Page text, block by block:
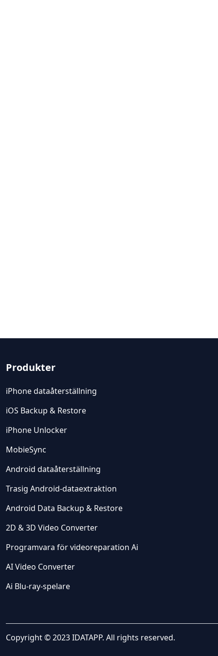
Produkter
iPhone dataåterställning
iOS Backup & Restore
iPhone Unlocker
MobieSync
Android dataåterställning
Trasig Android-dataextraktion
Android Data Backup & Restore
2D & 3D Video Converter
Programvara för videoreparation Ai
AI Video Converter
Ai Blu-ray-spelare
Copyright © 2023 IDATAPP. All rights reserved.